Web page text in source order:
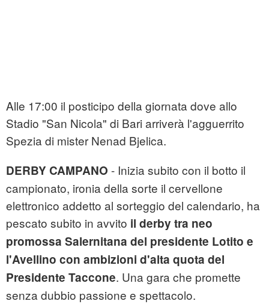
Alle 17:00 il posticipo della giornata dove allo
Stadio "San Nicola" di Bari arriverà l'agguerrito
Spezia di mister Nenad Bjelica.
DERBY CAMPANO - Inizia subito con il botto il
campionato, ironia della sorte il cervellone
elettronico addetto al sorteggio del calendario, ha
pescato subito in avvito il derby tra neo
promossa Salernitana del presidente Lotito e
l'Avellino con ambizioni d'alta quota del
Presidente Taccone. Una gara che promette
senza dubbio passione e spettacolo.